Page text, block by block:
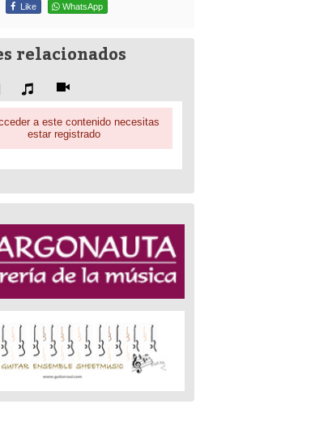
Like WhatsApp
relacionados
a este contenido necesitas
estar registrado